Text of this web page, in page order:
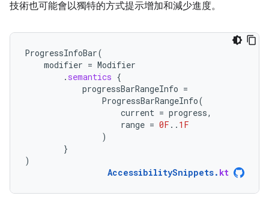
技術也可能會以獨特的方式提示增加和減少進度。
ProgressInfoBar(
modifier = Modifier
. semantics {
progressBarRangeInfo =
ProgressBarRangeInfo(
current = progress,
range = 0F .. 1F
)
}
)
AccessibilitySnippets. kt